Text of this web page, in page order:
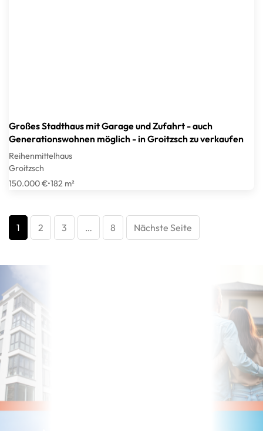
Großes Stadthaus mit Garage und Zufahrt - auch
Generationswohnen möglich - in Groitzsch zu verkaufen
Reihenmittelhaus
Groitzsch
150.000 €•182 m²
1 2 3 … 8 Nächste Seite